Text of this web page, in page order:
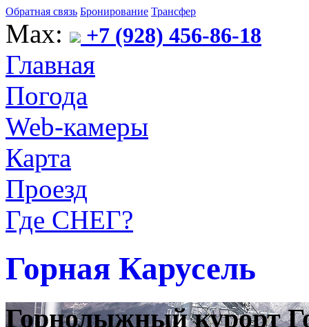
Обратная связь Бронирование Трансфер
Max: +7 (928) 456-86-18
Главная
Погода
Web-камеры
Карта
Проезд
Где СНЕГ?
Горная Карусель
Горнолыжный курорт